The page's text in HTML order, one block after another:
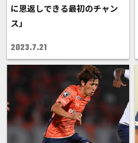
に恩返しできる最初のチャン
ス」
2023.7.21